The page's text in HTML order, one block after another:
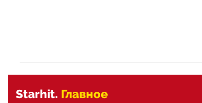
Starhit. Главное